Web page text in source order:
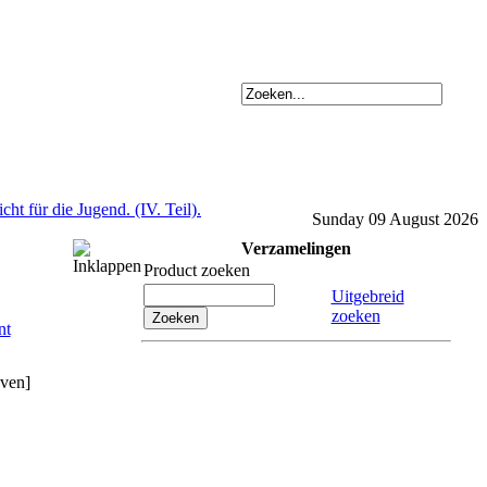
für die Jugend. (IV. Teil).
Sunday 09 August 2026
Verzamelingen
Product zoeken
Uitgebreid
zoeken